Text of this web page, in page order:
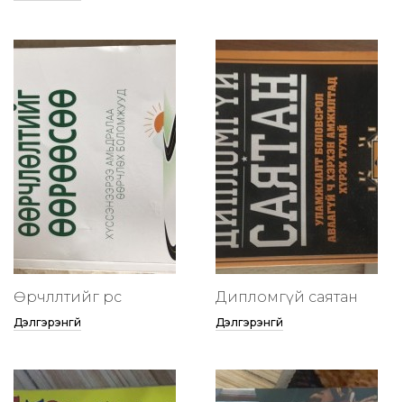
Өөрчлөлтийг өөрөөсөө
Дэлгэрэнгүй
Дипломгүй саятан
Дэлгэрэнгүй